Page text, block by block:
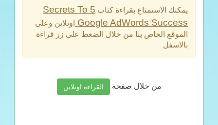
يمكنك الاستمتاع بقراءة كتاب
5 Secrets To
Google AdWords Success
اونلاين وعلى
الموقع الخاص بنا من خلال الضغط على زر قراءة
بالاسفل
من خلال صفحة القراءة اونلاين